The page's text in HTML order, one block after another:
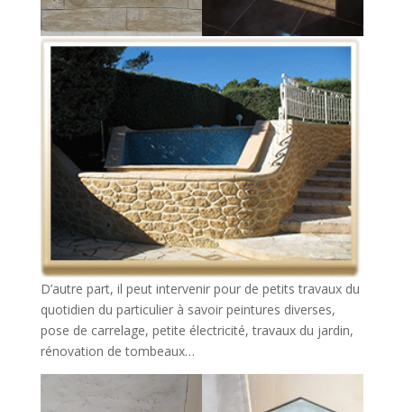
D’autre part, il peut intervenir pour de petits travaux du
quotidien du particulier à savoir peintures diverses,
pose de carrelage, petite électricité, travaux du jardin,
rénovation de tombeaux…